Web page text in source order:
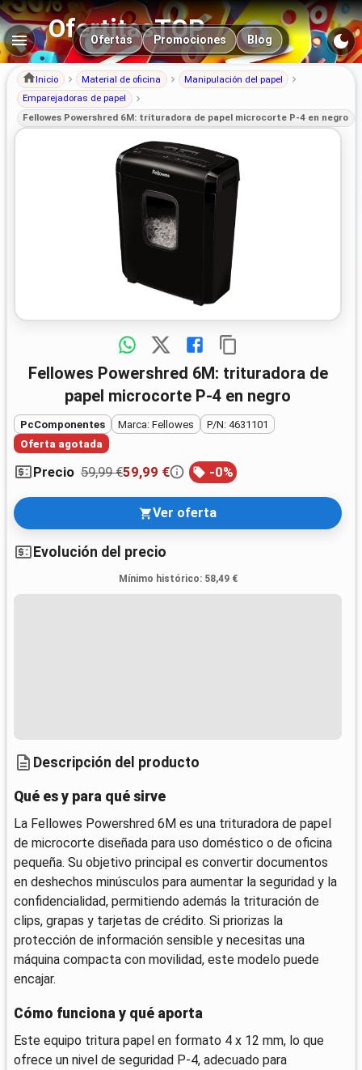
OfertitasTOP
Navegación principal
Ofertas Promociones Blog
Inicio Material de oficina
Manipulación del papel
Emparejadoras de papel
Fellowes Powershred 6M: trituradora de papel microcorte P-4 en negro
Fellowes Powershred 6M: trituradora de
papel microcorte P-4 en negro
PcComponentes Marca: Fellowes
P/N: 4631101
Oferta agotada
Precio 59,99 €59,99 € -0%
Ver oferta
Evolución del precio
Mínimo histórico: 58,49 €
Descripción del producto
Qué es y para qué sirve
La Fellowes Powershred 6M es una trituradora de papel
de microcorte diseñada para uso doméstico o de oficina
pequeña. Su objetivo principal es convertir documentos
en deshechos minúsculos para aumentar la seguridad y la
confidencialidad, permitiendo además la trituración de
clips, grapas y tarjetas de crédito. Si priorizas la
protección de información sensible y necesitas una
máquina compacta con movilidad, este modelo puede
encajar.
Cómo funciona y qué aporta
Este equipo tritura papel en formato 4 x 12 mm, lo que
ofrece un nivel de seguridad P-4, adecuado para